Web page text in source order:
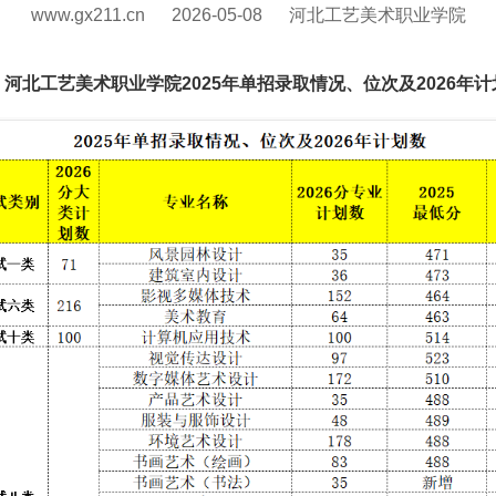
www.gx211.cn 2026-05-08 河北工艺美术职业学院
河北工艺美术职业学院2025年单招录取情况、位次及2026年计